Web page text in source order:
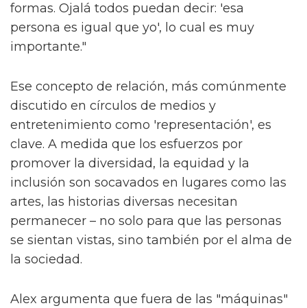
formas. Ojalá todos puedan decir: 'esa
persona es igual que yo', lo cual es muy
importante."
Ese concepto de relación, más comúnmente
discutido en círculos de medios y
entretenimiento como 'representación', es
clave. A medida que los esfuerzos por
promover la diversidad, la equidad y la
inclusión son socavados en lugares como las
artes, las historias diversas necesitan
permanecer – no solo para que las personas
se sientan vistas, sino también por el alma de
la sociedad.
Alex argumenta que fuera de las "máquinas"